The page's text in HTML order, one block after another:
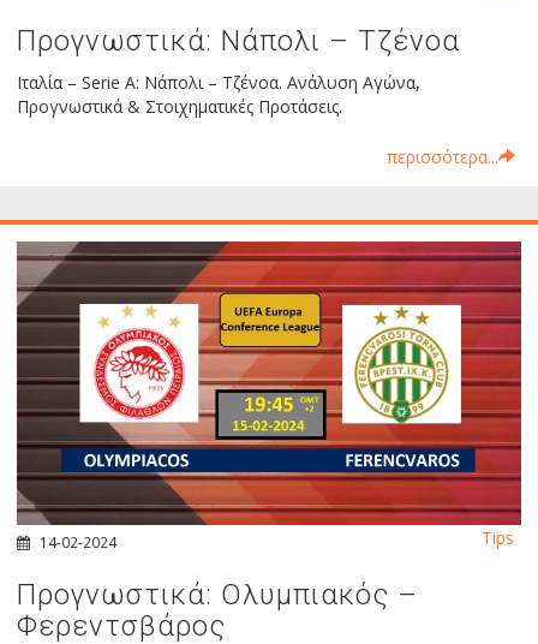
Προγνωστικά: Νάπολι – Τζένοα
Ιταλία – Serie A: Νάπολι – Τζένοα. Ανάλυση Αγώνα,
Προγνωστικά & Στοιχηματικές Προτάσεις.
περισσότερα...
14-02-2024
Προγνωστικά: Ολυμπιακός –
Φερεντσβάρος
Tips